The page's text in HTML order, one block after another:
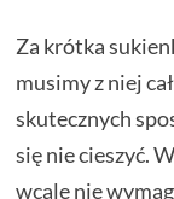
Za krótka
musimy z niej
skutecznych
się nie cieszyć.
wcale nie